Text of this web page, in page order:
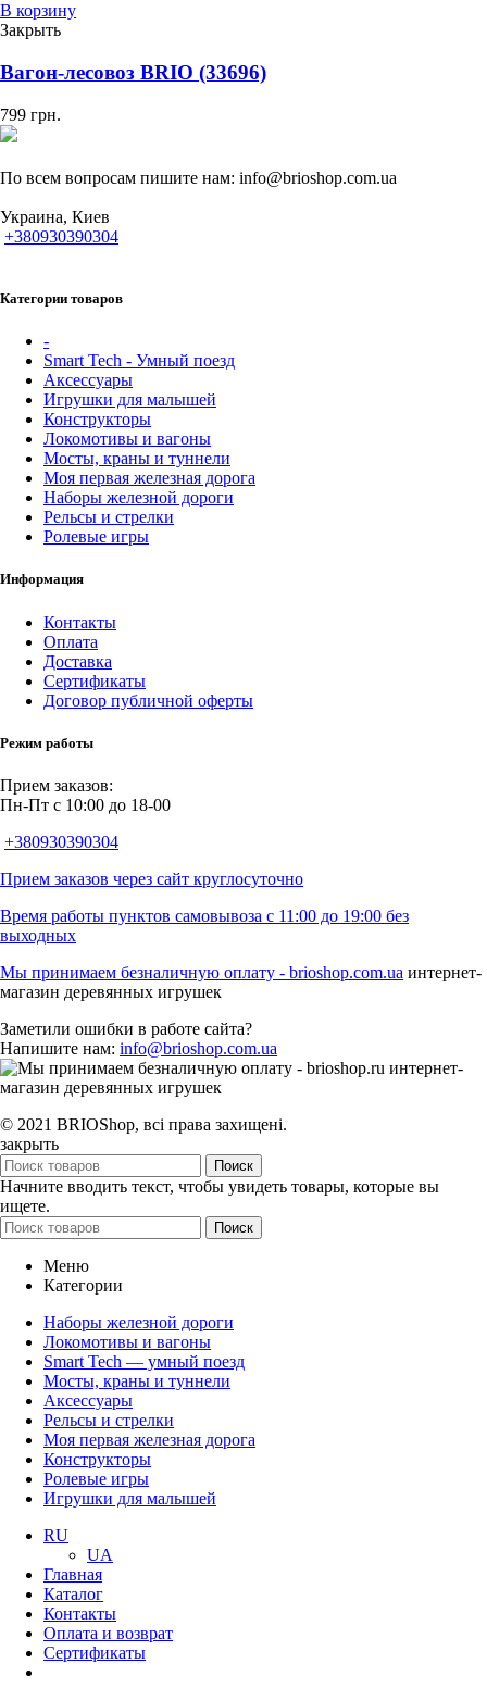
В корзину
Закрыть
Вагон-лесовоз BRIO (33696)
799 грн.
По всем вопросам пишите нам: info@brioshop.com.ua
Украина, Киев
+380930390304
Категории товаров
-
Smart Tech - Умный поезд
Аксессуары
Игрушки для малышей
Конструкторы
Локомотивы и вагоны
Мосты, краны и туннели
Моя первая железная дорога
Наборы железной дороги
Рельсы и стрелки
Ролевые игры
Информация
Контакты
Оплата
Доставка
Сертификаты
Договор публичной оферты
Режим работы
Прием заказов:
Пн-Пт с 10:00 до 18-00
+380930390304
Прием заказов через сайт круглосуточно
Время работы пунктов самовывоза с 11:00 до 19:00 без
выходных
Мы принимаем безналичную оплату - brioshop.com.ua интернет-
магазин деревянных игрушек
Заметили ошибки в работе сайта?
Напишите нам: info@brioshop.com.ua
© 2021 BRIOShop, всі права захищені.
закрыть
Поиск
Начните вводить текст, чтобы увидеть товары, которые вы
ищете.
Поиск
Меню
Категории
Наборы железной дороги
Локомотивы и вагоны
Smart Tech — умный поезд
Мосты, краны и туннели
Аксессуары
Рельсы и стрелки
Моя первая железная дорога
Конструкторы
Ролевые игры
Игрушки для малышей
RU
UA
Главная
Каталог
Контакты
Оплата и возврат
Сертификаты